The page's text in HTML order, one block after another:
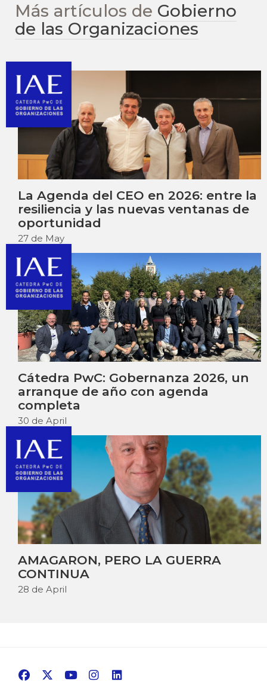
Más artículos de Gobierno
de las Organizaciones
La Agenda del CEO en 2026: entre la
resiliencia y las nuevas ventanas de
oportunidad
27 de May
Cátedra PwC: Gobernanza 2026, un
arranque de año con agenda
completa
30 de April
AMAGARON, PERO LA GUERRA
CONTINUA
28 de April